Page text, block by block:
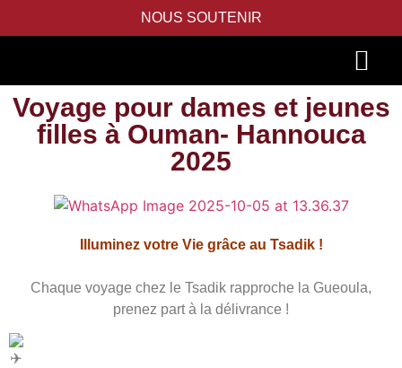
NOUS SOUTENIR
Voyage pour dames et jeunes
filles à Ouman- Hannouca
2025
Illuminez votre Vie grâce au Tsadik !
Chaque voyage chez le Tsadik rapproche la Gueoula,
prenez part à la délivrance !